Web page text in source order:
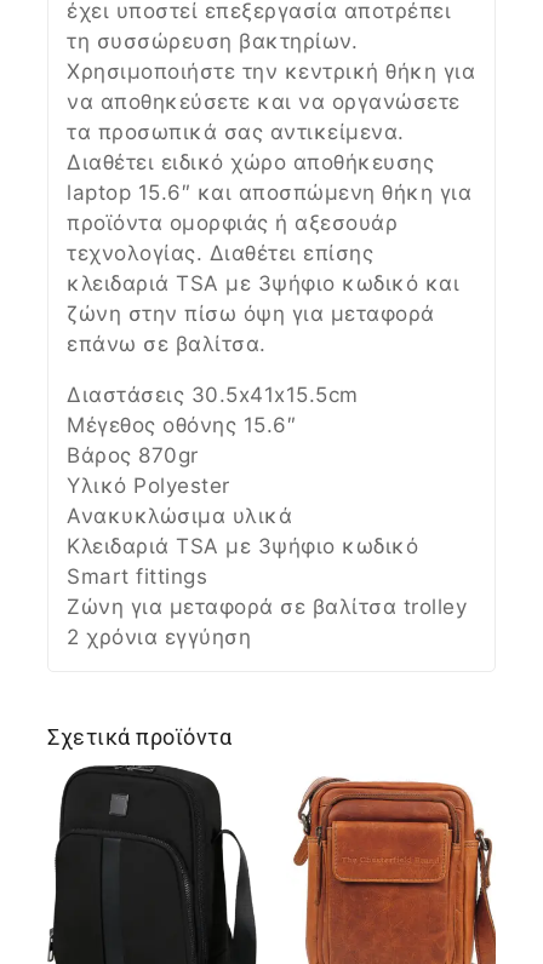
έχει υποστεί επεξεργασία αποτρέπει
τη συσσώρευση βακτηρίων.
Χρησιμοποιήστε την κεντρική θήκη για
να αποθηκεύσετε και να οργανώσετε
τα προσωπικά σας αντικείμενα.
Διαθέτει ειδικό χώρο αποθήκευσης
laptop 15.6″ και αποσπώμενη θήκη για
προϊόντα ομορφιάς ή αξεσουάρ
τεχνολογίας. Διαθέτει επίσης
κλειδαριά TSA με 3ψήφιο κωδικό και
ζώνη στην πίσω όψη για μεταφορά
επάνω σε βαλίτσα.
Διαστάσεις 30.5x41x15.5cm
Μέγεθος οθόνης 15.6″
Βάρος 870gr
Υλικό Polyester
Ανακυκλώσιμα υλικά
Κλειδαριά TSA με 3ψήφιο κωδικό
Smart fittings
Ζώνη για μεταφορά σε βαλίτσα trolley
2 χρόνια εγγύηση
Σχετικά προϊόντα